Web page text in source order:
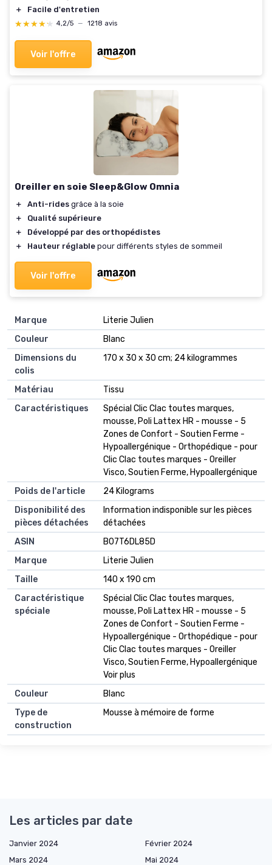
＋ Facile d'entretien
★★★★★
★★★★★ 4,2/5 — 1218 avis
Voir l'offre
Oreiller en soie Sleep&Glow Omnia
＋ Anti-rides grâce à la soie
＋
Qualité supérieure
＋
Développé par des orthopédistes
＋
Hauteur réglable pour différents styles de sommeil
Voir l'offre
Marque
‎Literie Julien
Couleur
‎Blanc
Dimensions du
colis
‎170 x 30 x 30 cm; 24 kilogrammes
Matériau
‎Tissu
Caractéristiques
‎Spécial Clic Clac toutes marques,
mousse, Poli Lattex HR - mousse - 5
Zones de Confort - Soutien Ferme -
Hypoallergénique - Orthopédique - pour
Clic Clac toutes marques - Oreiller
Visco, Soutien Ferme, Hypoallergénique
Poids de l'article
‎24 Kilograms
Disponibilité des
pièces détachées
‎Information indisponible sur les pièces
détachées
ASIN
B07T6DL85D
Marque
Literie Julien
Taille
140 x 190 cm
Caractéristique
spéciale
Spécial Clic Clac toutes marques,
mousse, Poli Lattex HR - mousse - 5
Zones de Confort - Soutien Ferme -
Hypoallergénique - Orthopédique - pour
Clic Clac toutes marques - Oreiller
Visco, Soutien Ferme, Hypoallergénique
Voir plus
Couleur
Blanc
Type de
construction
Mousse à mémoire de forme
Les articles par date
Janvier 2024
Février 2024
Mars 2024
Mai 2024